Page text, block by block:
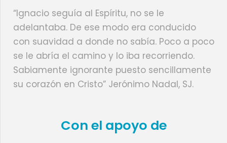
“Ignacio seguía al Espíritu, no se le
adelantaba. De ese modo era conducido
con suavidad a donde no sabía. Poco a poco
se le abría el camino y lo iba recorriendo.
Sabiamente ignorante puesto sencillamente
su corazón en Cristo” Jerónimo Nadal, SJ.
Con el apoyo de